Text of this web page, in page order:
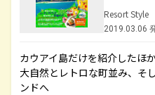
Resort Style
2019.03.06
カウアイ島だけを紹介したほ
大自然とレトロな町並み、そ
ンドへ